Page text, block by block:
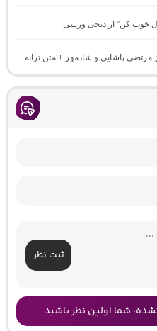
پاشایی و شادمهر + متن ترانه
ثبت نظر
شما اولین نظر باشید